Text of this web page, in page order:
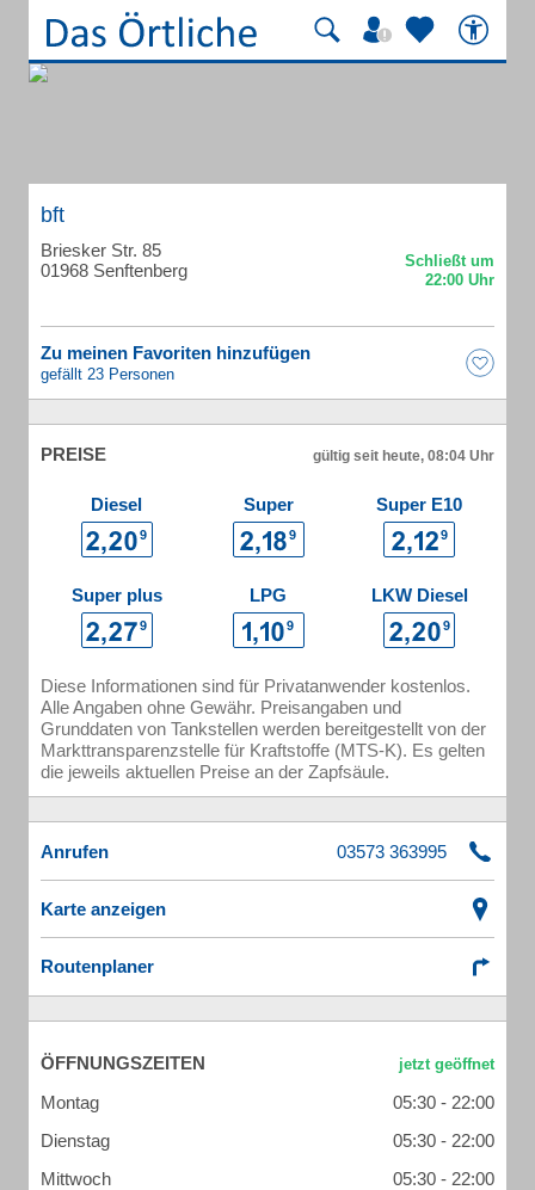
bft
Briesker Str. 85
01968 Senftenberg
Zu meinen Favoriten hinzufügen
gefällt 23 Personen
PREISE gültig seit heute, 08:04 Uhr
Diesel Super Super E10
Super plus LPG LKW Diesel
Diese Informationen sind für Privatanwender kostenlos.
Alle Angaben ohne Gewähr. Preisangaben und
Grunddaten von Tankstellen werden bereitgestellt von der
Markttransparenzstelle für Kraftstoffe (MTS-K). Es gelten
die jeweils aktuellen Preise an der Zapfsäule.
Anrufen
Karte anzeigen
Routenplaner
ÖFFNUNGSZEITEN
Montag
05:30 - 22:00
Dienstag
05:30 - 22:00
Mittwoch
05:30 - 22:00